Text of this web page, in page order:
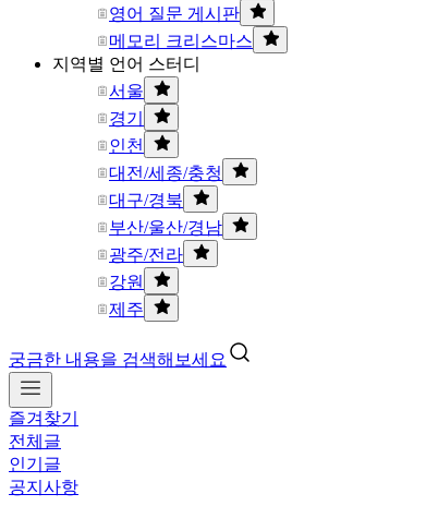
영어 질문 게시판
메모리 크리스마스
지역별 언어 스터디
서울
경기
인천
대전/세종/충청
대구/경북
부산/울산/경남
광주/전라
강원
제주
궁금한 내용을 검색해보세요
즐겨찾기
전체글
인기글
공지사항